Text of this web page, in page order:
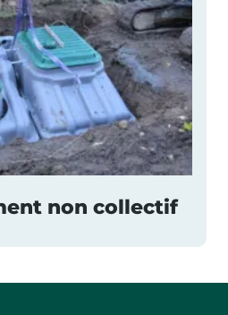
non collectif